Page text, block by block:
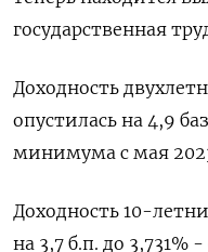
государственная
Доходность
опустилась на 4,9
минимума с мая
Доходность 10-
на 3,7 б.п. до 3,731%